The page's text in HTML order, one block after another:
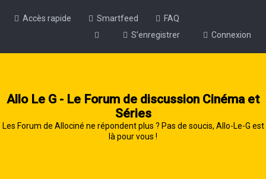
Accès rapide Smartfeed
FAQ
Connexion
S’enregistrer
Allo Le G - Le Forum de discussion Cinéma et
Séries
Les Forum de Allociné ne répondent plus ? Pas de soucis, Allo-Le-G est
là pour vous !